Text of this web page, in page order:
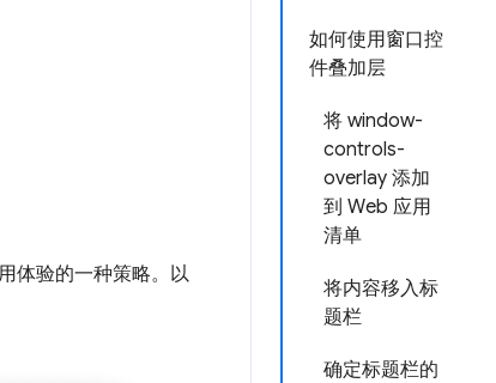
如何使用窗口控
件叠加层
将 window-
controls-
overlay 添加
到 Web 应用
清单
将内容移入标
题栏
确定标题栏的
体验的一种策略。以